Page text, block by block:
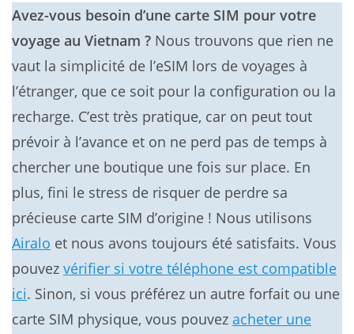
Avez-vous besoin d’une carte SIM pour votre
voyage au Vietnam ? Nous trouvons que rien ne
vaut la simplicité de l’eSIM lors de voyages à
l’étranger, que ce soit pour la configuration ou la
recharge. C’est très pratique, car on peut tout
prévoir à l’avance et on ne perd pas de temps à
chercher une boutique une fois sur place. En
plus, fini le stress de risquer de perdre sa
précieuse carte SIM d’origine ! Nous utilisons
Airalo et nous avons toujours été satisfaits. Vous
pouvez vérifier si votre téléphone est compatible
ici. Sinon, si vous préférez un autre forfait ou une
carte SIM physique, vous pouvez acheter une